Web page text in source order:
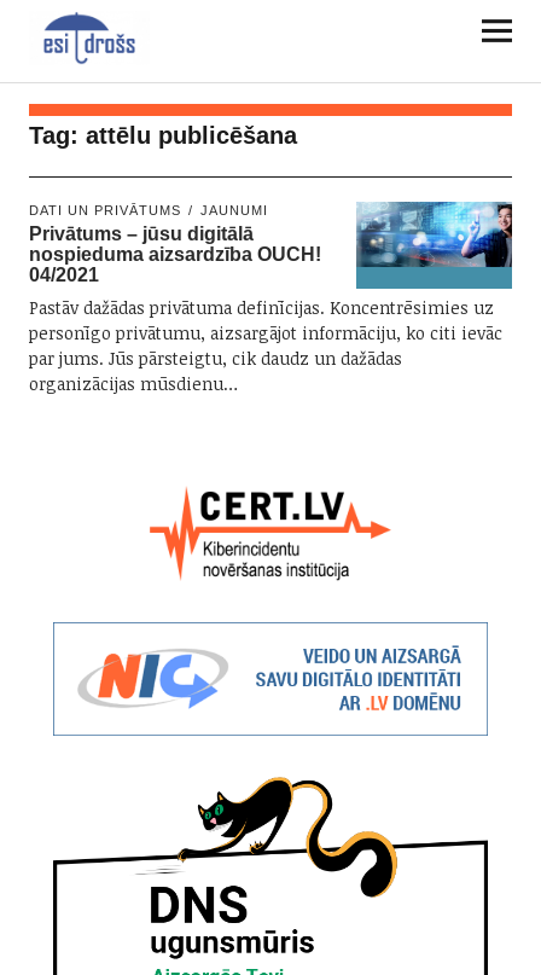
Tag: attēlu publicēšana
DATI UN PRIVĀTUMS JAUNUMI
Privātums – jūsu digitālā
nospieduma aizsardzība OUCH!
04/2021
Pastāv dažādas privātuma definīcijas. Koncentrēsimies uz
personīgo privātumu, aizsargājot informāciju, ko citi ievāc
par jums. Jūs pārsteigtu, cik daudz un dažādas
organizācijas mūsdienu…